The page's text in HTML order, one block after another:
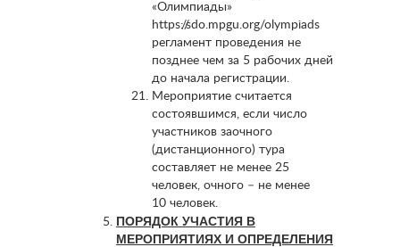
«Олимпиады»
https://sdo.mpgu.org/olympiads
регламент проведения не
позднее чем за 5 рабочих дней
до начала регистрации.
Мероприятие считается
состоявшимся, если число
участников заочного
(дистанционного) тура
составляет не менее 25
человек, очного – не менее
10 человек.
ПОРЯДОК УЧАСТИЯ В
МЕРОПРИЯТИЯХ И ОПРЕДЕЛЕНИЯ